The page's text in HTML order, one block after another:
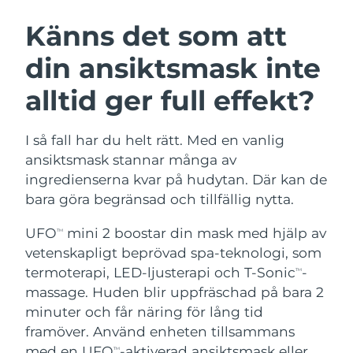
Känns det som att
din ansiktsmask inte
alltid ger full effekt?
I så fall har du helt rätt. Med en vanlig
ansiktsmask stannar många av
ingredienserna kvar på hudytan. Där kan de
bara göra begränsad och tillfällig nytta.
UFOTM
mini 2 boostar din mask med hjälp av
vetenskapligt beprövad spa-teknologi, som
termoterapi, LED-ljusterapi och T-SonicTM-
massage. Huden blir uppfräschad på bara 2
minuter och får näring för lång tid
framöver. Använd enheten tillsammans
TM
Ansiktsrengöring
Anti-aging massage
LUNA™ 4 Plus
LUNA™ 4 Men
For men, anti-aging massage
Ansiktslyft
Microcurrent toning
BEAR™ 2 go
BEAR™ 2 eyes & lips
Microcurrent line smoothing device
Återfuktning
Deep facial hydration
UFO™ 3 LED
Near-infrared and red light therapy
device
Munvård
Hybrid silicone sonic toothbrush
issa™ 4 plus
Smart hybrid silicone sonic toothbrush
FAQ™ ANTI-AGING-BEHANDLING
Anti-aging LED-behandlingar
NEW
Österrike Förväntad leverans 11/08/2026
Bahrain Förväntad leverans12/08/2026
Belgien Förväntad leverans 11/08/2026
Bermuda Förväntad leverans17/08/2026
Bosnien och
Hercegovina
Förväntad leverans14/08/2026
Brunei Förväntad leverans 16/08/2026
Bulgarien Förväntad leverans 11/08/2026
Kanada Förväntad leverans15/08/2026
Chile Förväntad leverans15/08/2026